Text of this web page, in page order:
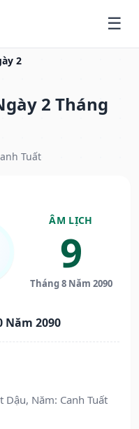
2
2 Tháng
Tuất
ÂM LỊCH
9
Tháng 8 Năm 2090
Năm 2090
Dậu, Năm: Canh Tuất